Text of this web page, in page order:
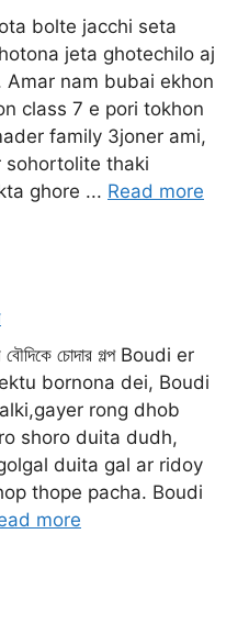
bolte jacchi seta
jeta ghotechilo aj
nam bubai ekhon
class 7 e pori tokhon
family 3joner ami,
sohortolite thaki
ghore ... Read more
বৌদিকে চোদার গল্প Boudi er
bornona dei, Boudi
rong dhob
shoro duita dudh,
duita gal ar ridoy
thope pacha. Boudi
more